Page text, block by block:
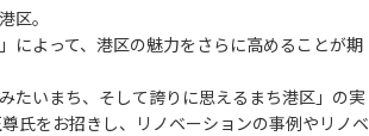
区。
によって、港区の魅力をさらに高めることが期
たいまち、そして誇りに思えるまち港区」の実
氏をお招きし、リノベーションの事例やリノベ